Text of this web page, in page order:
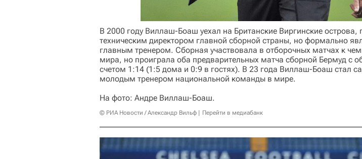
В 2000 году Виллаш-Боаш уехал на Британские Виргинские острова,
техническим директором главной сборной страны, но формально
главным тренером. Сборная участвовала в отборочных матчах к
мира, но проиграла оба предварительных матча сборной Бермуд с
счетом 1:14 (1:5 дома и 0:9 в гостях). В 23 года Виллаш-Боаш стал
молодым тренером национальной команды в мире.
На фото: Андре Виллаш-Боаш.
© РИА Новости / Александр Вильф Перейти в медиабанк